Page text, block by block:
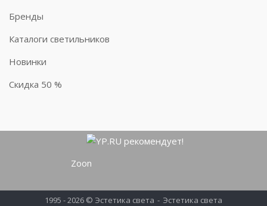
Бренды
Каталоги светильников
Новинки
Скидка 50 %
Zoon
1995 - 2026 © Эстетика света Эстетика света